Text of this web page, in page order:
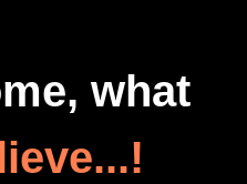
what